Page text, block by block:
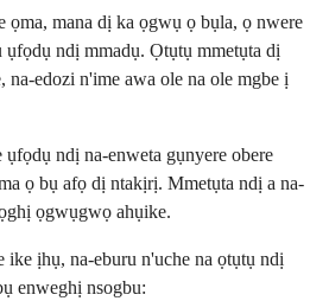
ọma, mana dị ka ọgwụ ọ bụla, ọ nwere
ndị mmadụ. Ọtụtụ mmetụta dị
edozi n'ime awa ole na ole mgbe ị
ndị na-enweta gụnyere obere
ọ bụ afọ dị ntakịrị. Mmetụta ndị a na-
ọgwụgwọ ahụike.
ịhụ, na-eburu n'uche na ọtụtụ ndị
enweghị nsogbu: